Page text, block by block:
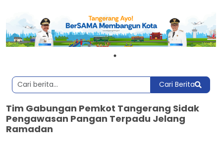
Cari Berita
Tim Gabungan Pemkot Tangerang Sidak
Pengawasan Pangan Terpadu Jelang
Ramadan